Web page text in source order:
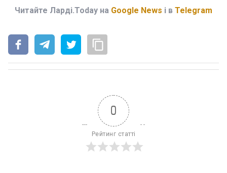
Читайте Ларді.Today на Google News і в Telegram
0
Рейтинг статті